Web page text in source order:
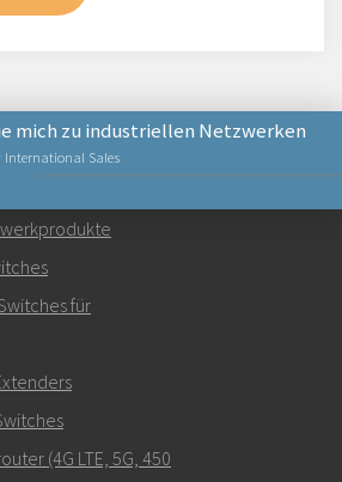
International Sales
mich zu industriellen Netzwerken
an Nuri
für
(4G LTE, 5G, 450